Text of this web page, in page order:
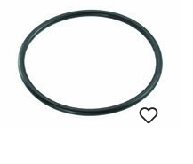
reinigingsdoekje. Uitvoering: Met
Ledverlichting/Sluiting Materiaal:
MDF/hout Afmetingen: 175 x
175 x 200 mm. Kleur: Mahonie,
hoogglans De getoonde
horloges zijn niet inbegrepen!